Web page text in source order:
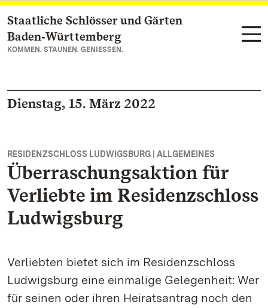
Zum Hauptinhalt springen
Staatliche Schlösser und Gärten
Baden‑Württemberg
KOMMEN. STAUNEN. GENIESSEN.
Dienstag, 15. März 2022
RESIDENZSCHLOSS LUDWIGSBURG | ALLGEMEINES
Überraschungsaktion für
Verliebte im Residenzschloss
Ludwigsburg
Verliebten bietet sich im Residenzschloss
Ludwigsburg eine einmalige Gelegenheit: Wer
für seinen oder ihren Heiratsantrag noch den